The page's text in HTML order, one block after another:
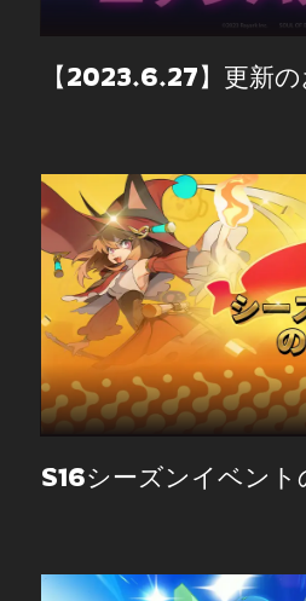
【2023.6.27】更新
S16シーズンイベント